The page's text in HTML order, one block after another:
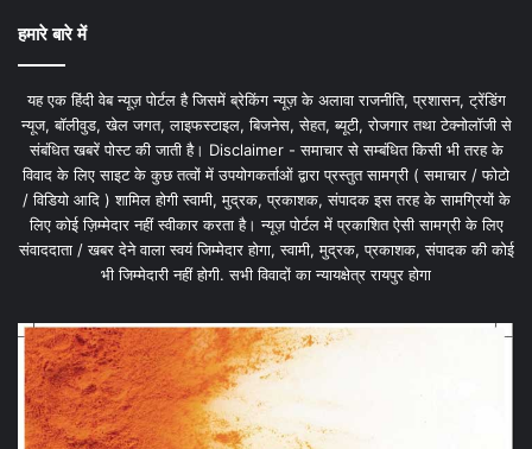
हमारे बारे में
यह एक हिंदी वेब न्यूज़ पोर्टल है जिसमें ब्रेकिंग न्यूज़ के अलावा राजनीति, प्रशासन, ट्रेंडिंग
न्यूज, बॉलीवुड, खेल जगत, लाइफस्टाइल, बिजनेस, सेहत, ब्यूटी, रोजगार तथा टेक्नोलॉजी से
संबंधित खबरें पोस्ट की जाती है। Disclaimer - समाचार से सम्बंधित किसी भी तरह के
विवाद के लिए साइट के कुछ तत्वों में उपयोगकर्ताओं द्वारा प्रस्तुत सामग्री ( समाचार / फोटो
/ विडियो आदि ) शामिल होगी स्वामी, मुद्रक, प्रकाशक, संपादक इस तरह के सामग्रियों के
लिए कोई ज़िम्मेदार नहीं स्वीकार करता है। न्यूज़ पोर्टल में प्रकाशित ऐसी सामग्री के लिए
संवाददाता / खबर देने वाला स्वयं जिम्मेदार होगा, स्वामी, मुद्रक, प्रकाशक, संपादक की कोई
भी जिम्मेदारी नहीं होगी. सभी विवादों का न्यायक्षेत्र रायपुर होगा